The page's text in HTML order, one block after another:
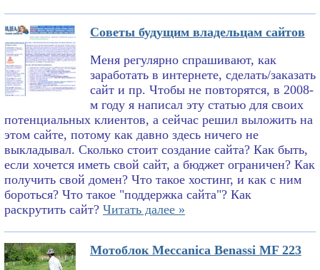
Советы будущим владельцам сайтов
Меня регулярно спрашивают, как
заработать в интернете, сделать/заказать
сайт и пр. Чтобы не повторятся, в 2008-
м году я написал эту статью для своих
потенциальных клиентов, а сейчас решил выложить на
этом сайте, потому как давно здесь ничего не
выкладывал. Сколько стоит создание сайта? Как быть,
если хочется иметь свой сайт, а бюджет ограничен? Как
получить свой домен? Что такое хостинг, и как с ним
бороться? Что такое "поддержка сайта"? Как
раскрутить сайт? Читать далее »
Мотоблок Meccanica Benassi MF 223